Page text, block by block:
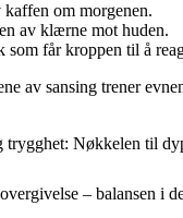
om morgenen.
av klærne mot huden.
får kroppen til å
av sansing trener
trygghet: Nøkkelen til
– balansen i